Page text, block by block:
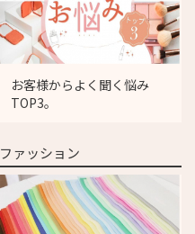
お客様からよく聞く悩み
TOP3。
ファッション